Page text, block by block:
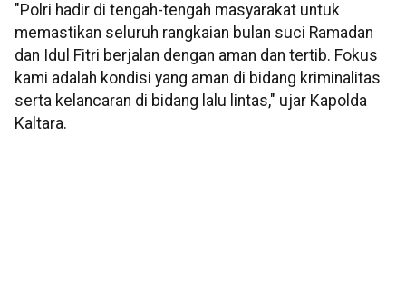
"Polri hadir di tengah-tengah masyarakat untuk
memastikan seluruh rangkaian bulan suci Ramadan
dan Idul Fitri berjalan dengan aman dan tertib. Fokus
kami adalah kondisi yang aman di bidang kriminalitas
serta kelancaran di bidang lalu lintas," ujar Kapolda
Kaltara.